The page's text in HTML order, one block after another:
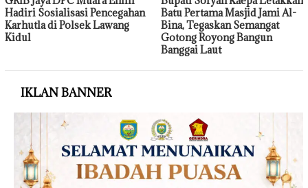
Hadiri Sosialisasi Pencegahan
Karhutla di Polsek Lawang
Kidul
Batu Pertama Masjid Jami Al-
Bina, Tegaskan Semangat
Gotong Royong Bangun
Banggai Laut
IKLAN BANNER